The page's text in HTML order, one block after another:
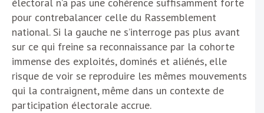
électoral n’a pas une cohérence suffisamment forte
pour contrebalancer celle du Rassemblement
national. Si la gauche ne s’interroge pas plus avant
sur ce qui freine sa reconnaissance par la cohorte
immense des exploités, dominés et aliénés, elle
risque de voir se reproduire les mêmes mouvements
qui la contraignent, même dans un contexte de
participation électorale accrue.